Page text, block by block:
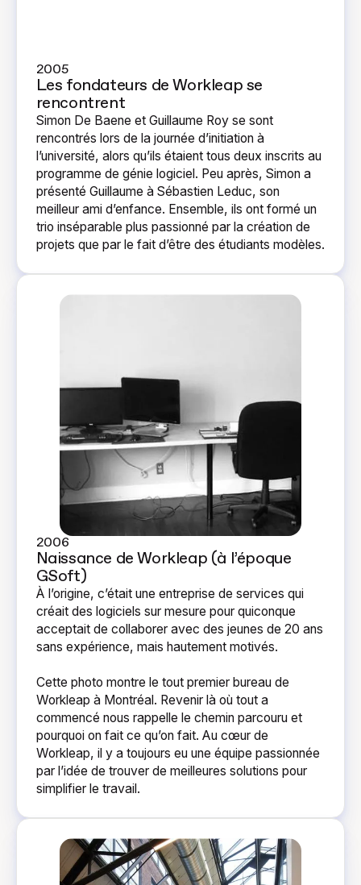
2005
Les fondateurs de Workleap se
rencontrent
Simon De Baene et Guillaume Roy se sont
rencontrés lors de la journée d’initiation à
l’université, alors qu’ils étaient tous deux inscrits au
programme de génie logiciel. Peu après, Simon a
présenté Guillaume à Sébastien Leduc, son
meilleur ami d’enfance. Ensemble, ils ont formé un
trio inséparable plus passionné par la création de
projets que par le fait d’être des étudiants modèles.
2006
Naissance de Workleap (à l’époque
GSoft)
À l’origine, c’était une entreprise de services qui
créait des logiciels sur mesure pour quiconque
acceptait de collaborer avec des jeunes de 20 ans
sans expérience, mais hautement motivés.
Cette photo montre le tout premier bureau de
Workleap à Montréal. Revenir là où tout a
commencé nous rappelle le chemin parcouru et
pourquoi on fait ce qu’on fait. Au cœur de
Workleap, il y a toujours eu une équipe passionnée
par l’idée de trouver de meilleures solutions pour
simplifier le travail.